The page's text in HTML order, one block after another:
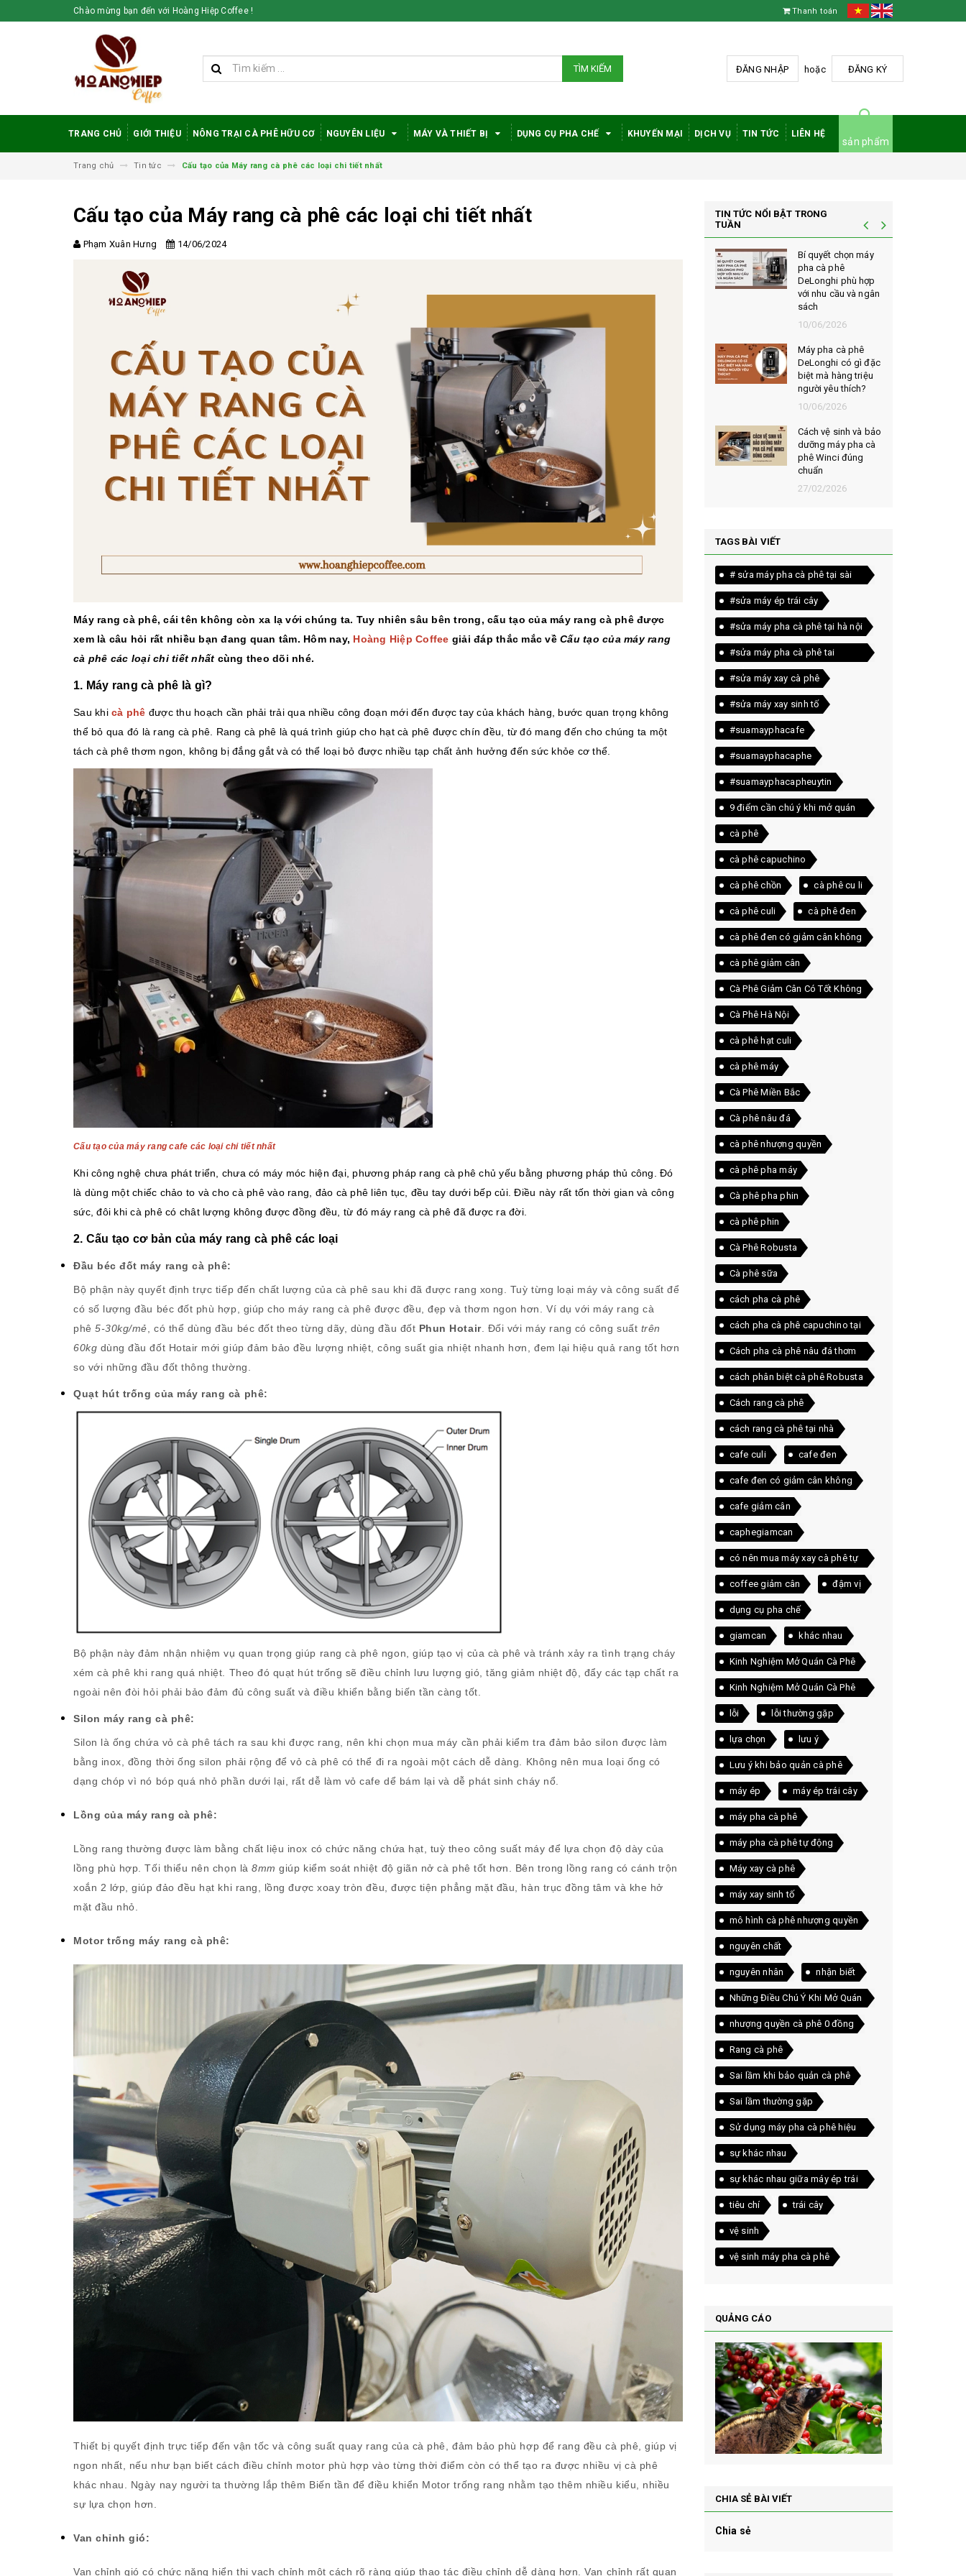
Chào mừng bạn đến với Hoàng Hiệp Coffee ! Thanh toán
TÌM KIẾM ĐĂNG NHẬP hoặc ĐĂNG KÝ
TRANG CHỦ GIỚI THIỆU NÔNG TRẠI CÀ PHÊ HỮU CƠ NGUYÊN LIỆU MÁY VÀ THIẾT BỊ DỤNG CỤ PHA CHẾ KHUYẾN MẠI DỊCH VỤ TIN TỨC LIÊN HỆ
sản phẩm
Trang chủ Tin tức Cấu tạo của Máy rang cà phê các loại chi tiết nhất
Cấu tạo của Máy rang cà phê các loại chi tiết nhất
Phạm Xuân Hưng 14/06/2024
Máy rang cà phê, cái tên không còn xa lạ với chúng ta. Tuy nhiên sâu bên trong, cấu tạo của máy rang cà phê được
xem là câu hỏi rất nhiều bạn đang quan tâm. Hôm nay, Hoàng Hiệp Coffee giải đáp thắc mắc về Cấu tạo của máy rang
cà phê các loại chi tiết nhất cùng theo dõi nhé.
1. Máy rang cà phê là gì?
Sau khi cà phê được thu hoạch cần phải trải qua nhiều công đoạn mới đến được tay của khách hàng, bước quan trọng không
thể bỏ qua đó là rang cà phê. Rang cà phê là quá trình giúp cho hạt cà phê được chín đều, từ đó mang đến cho chúng ta một
tách cà phê thơm ngon, không bị đắng gắt và có thể loại bỏ được nhiều tạp chất ảnh hưởng đến sức khỏe cơ thể.
Cấu tạo của máy rang cafe các loại chi tiết nhất
Khi công nghệ chưa phát triển, chưa có máy móc hiện đại, phương pháp rang cà phê chủ yếu bằng phương pháp thủ công. Đó
là dùng một chiếc chảo to và cho cà phê vào rang, đảo cà phê liên tục, đều tay dưới bếp củi. Điều này rất tốn thời gian và công
sức, đôi khi cà phê có chât lượng không được đồng đều, từ đó máy rang cà phê đã được ra đời.
2. Cấu tạo cơ bản của máy rang cà phê các loại
Đầu béc đốt máy rang cà phê:
Bộ phận này quyết định trực tiếp đến chất lượng của cà phê sau khi đã được rang xong. Tuỳ từng loại máy và công suất để
có số lượng đầu béc đốt phù hợp, giúp cho máy rang cà phê được đều, đẹp và thơm ngon hơn. Ví dụ với máy rang cà
phê5-30kg/mẻ , có thể dùng đầu béc đốt theo từng dãy, dùng đầu đốt Phun Hotair. Đối với máy rang có công suất trên
60kg dùng đầu đốt Hotair mới giúp đảm bảo đều lượng nhiệt, công suất gia nhiệt nhanh hơn, đem lại hiệu quả rang tốt hơn
so với những đầu đốt thông thường.
Quạt hút trống của máy rang cà phê:
Bộ phận này đảm nhận nhiệm vụ quan trọng giúp rang cà phê ngon, giúp tạo vị của cà phê và tránh xảy ra tình trạng cháy
xém cà phê khi rang quá nhiệt. Theo đó quạt hút trống sẽ điều chỉnh lưu lượng gió, tăng giảm nhiệt độ, đẩy các tạp chất ra
ngoài nên đòi hỏi phải bảo đảm đủ công suất và điều khiển bằng biến tần càng tốt.
Silon máy rang cà phê:
Silon là ống chứa vỏ cà phê tách ra sau khi được rang, nên khi chọn mua máy cần phải kiểm tra đảm bảo silon được làm
bằng inox, đồng thời ống silon phải rộng để vỏ cà phê có thể đi ra ngoài một cách dễ dàng. Không nên mua loại ống có
dạng chóp vì nó bóp quá nhỏ phần dưới lại, rất dễ làm vỏ cafe dể bám lại và dễ phát sinh cháy nổ.
Lồng của máy rang cà phê:
Lồng rang thường được làm bằng chất liệu inox có chức năng chứa hạt, tuỳ theo công suất máy để lựa chọn độ dày của
lồng phù hợp. Tối thiểu nên chọn là8mmgiúp kiểm soát nhiệt độ giãn nở cà phê tốt hơn. Bên trong lồng rang có cánh trộn
xoắn 2 lớp, giúp đảo đều hạt khi rang, lồng được xoay tròn đều, được tiện phẳng mặt đầu, hàn trục đồng tâm và khe hở
mặt đầu nhỏ.
Motor trống máy rang cà phê:
Thiết bị quyết định trực tiếp đến vận tốc và công suất quay rang của cà phê, đảm bảo phù hợp để rang đều cà phê, giúp vị
ngon nhất, nếu như bạn biết cách điều chỉnh motor phù hợp vào từng thời điểm còn có thể tạo ra được nhiều vị cà phê
khác nhau. Ngày nay người ta thường lắp thêm Biến tần để điều khiển Motor trống rang nhằm tạo thêm nhiều kiểu, nhiều
sự lựa chọn hơn.
Van chỉnh gió:
Van chỉnh gió có chức năng hiển thị vạch chỉnh một cách rõ ràng giúp thao tác điều chỉnh dễ dàng hơn. Van chỉnh rất quan
TIN TỨC NỔI BẬT TRONG
TUẦN
Bí quyết chọn mua
cà phê hạt rang
mộc thơm ngon,
10/06/2026
Những tiêu chí đánh
giá một loại bột cà
phê nguyên chất
ngon
10/06/2026
với nhu cầu và ngân
10/06/2026
Máy pha cà phê
DeLonghi có gì đặc
biệt mà hàng triệu
người yêu thích?
10/06/2026
Cách vệ sinh và bảo
dưỡng máy pha cà
phê Winci đúng
27/02/2026
trong giới sành cà
Những tiêu chí đánh
giá một loại bột cà
phê nguyên chất
ngon
10/06/2026
Bí quyết chọn máy
pha cà phê
DeLonghi phù hợp
với nhu cầu và ngân
sách
10/06/2026
Máy pha cà phê
DeLonghi có gì đặc
biệt mà hàng triệu
người yêu thích?
10/06/2026
Cách vệ sinh và bảo
dưỡng máy pha cà
phê Winci đúng
chuẩn
27/02/2026
TAGS BÀI VIẾT
# sửa máy pha cà phê tại sài
gòn
#sửa máy ép trái cây
#sửa máy pha cà phê tại hà nội
#sửa máy pha cà phê tai
quảng trị
#sửa máy xay cà phê
#sửa máy xay sinh tố
#suamayphacafe
#suamayphacaphe
#suamayphacapheuytin
9 điểm cần chú ý khi mở quán
cà phê
cà phê
cà phê capuchino
cà phê chồn cà phê cu li
cà phê culi cà phê đen
cà phê đen có giảm cân không
cà phê giảm cân
Cà Phê Giảm Cân Có Tốt Không
Cà Phê Hà Nội
cà phê hạt culi
cà phê máy
Cà Phê Miền Bắc
Cà phê nâu đá
cà phê nhượng quyền
cà phê pha máy
Cà phê pha phin
cà phê phin
Cà Phê Robusta
Cà phê sữa
cách pha cà phê
cách pha cà phê capuchino tại
nhà
Cách pha cà phê nâu đá thơm
ngon ngay tại nhà
cách phân biệt cà phê Robusta
và Arabica
Cách rang cà phê
cách rang cà phê tại nhà
cafe culi cafe đen
cafe đen có giảm cân không
cafe giảm cân
caphegiamcan
có nên mua máy xay cà phê tự
động
coffee giảm cân đậm vị
dụng cụ pha chế
giamcan khác nhau
Kinh Nghiệm Mở Quán Cà Phê
Kinh Nghiệm Mở Quán Cà Phê
Thực Tế
lỗi lỗi thường gặp
lựa chọn lưu ý
Lưu ý khi bảo quản cà phê
máy ép máy ép trái cây
máy pha cà phê
máy pha cà phê tự động
Máy xay cà phê
máy xay sinh tố
mô hình cà phê nhượng quyền
nguyên chất
nguyên nhân nhận biết
Những Điều Chú Ý Khi Mở Quán
Cà Phê
nhượng quyền cà phê 0 đồng
Rang cà phê
Sai lầm khi bảo quản cà phê
Sai lầm thường gặp
Sử dụng máy pha cà phê hiệu
quả
sự khác nhau
sự khác nhau giữa máy ép trái
cây và máy xay sinh tố
tiêu chí trái cây
vệ sinh
vệ sinh máy pha cà phê
QUẢNG CÁO
CHIA SẺ BÀI VIẾT
Chia sẻ